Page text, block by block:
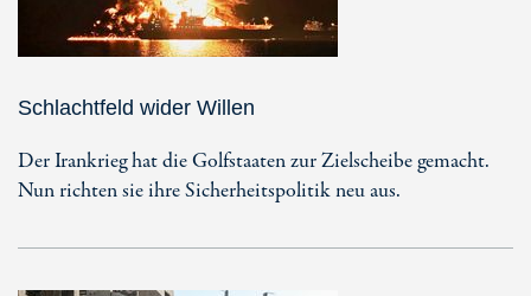
Schlachtfeld wider Willen
Der Irankrieg hat die Golfstaaten zur Zielscheibe gemacht.
Nun richten sie ihre Sicherheitspolitik neu aus.